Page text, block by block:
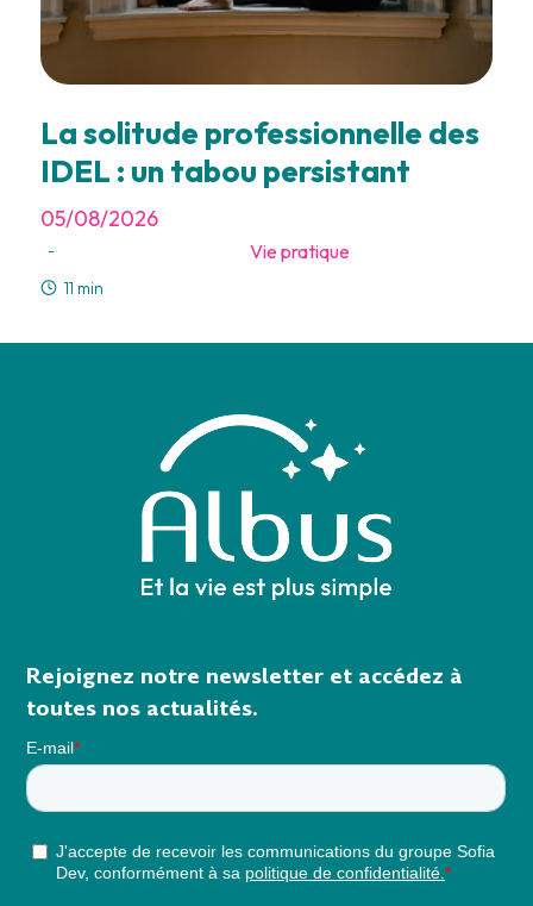
La solitude professionnelle des
IDEL : un tabou persistant
05/08/2026
- Vie pratique
11 min
Rejoignez notre newsletter et accédez à
toutes nos actualités.